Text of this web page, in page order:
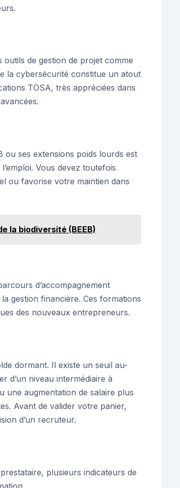
de gestion de projet comme
la cybersécurité constitue un atout
TOSA, très appréciées dans
ou ses extensions poids lourds est
Vous devez toutefois
ou favorise votre maintien dans
la biodiversité (BEEB)
d’accompagnement
gestion financière. Ces formations
des nouveaux entrepreneurs.
dormant. Il existe un seuil au-
d’un niveau intermédiaire à
une augmentation de salaire plus
Avant de valider votre panier,
d’un recruteur.
plusieurs indicateurs de